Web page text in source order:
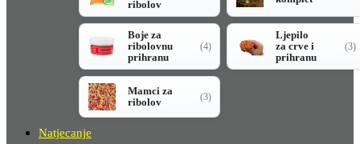
ribolov
Boje za
ribolovnu
prihranu
(4)
Ljepilo
za crve i
prihranu
(3)
Mamci za
ribolov
(3)
Natjecanje